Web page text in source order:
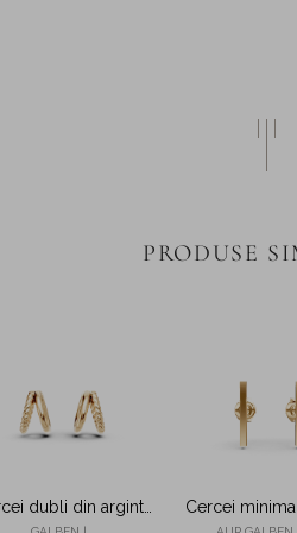
PRODUSE
dubli din argint
galben
Cercei
aur